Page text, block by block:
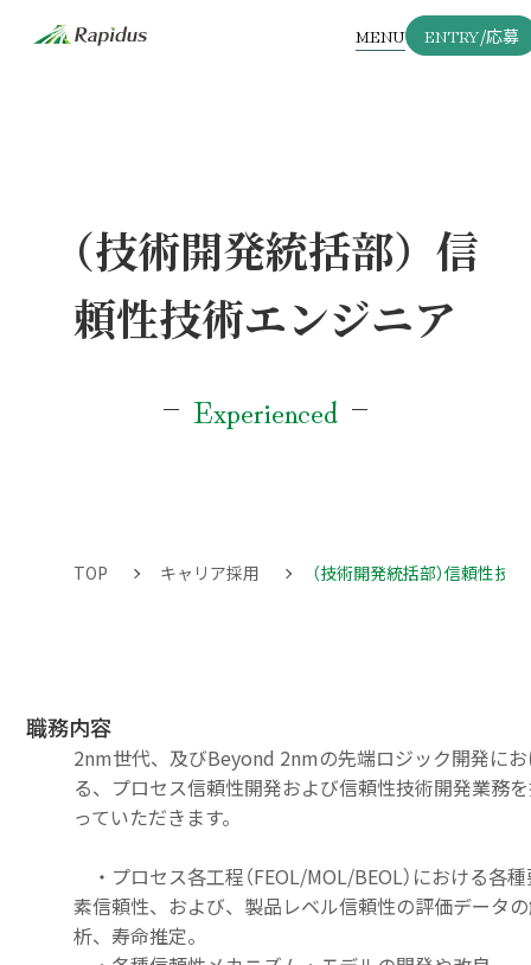
MENU ENTRY/応募
（技術開発統括部）信
頼性技術エンジニア
Experienced
TOP キャリア採用 （技術開発統括部）信頼性技
職務内容
2nm世代、及びBeyond 2nmの先端ロジック開発に
る、プロセス信頼性開発および信頼性技術開発業務
っていただきます。
・プロセス各工程（FEOL/MOL/BEOL）における各
素信頼性、および、製品レベル信頼性の評価データ
析、寿命推定。